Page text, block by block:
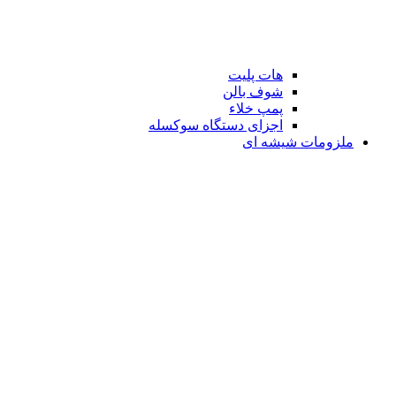
هات پلیت
شوف بالن
پمپ خلاء
اجزای دستگاه سوکسله
ملزومات شیشه ای